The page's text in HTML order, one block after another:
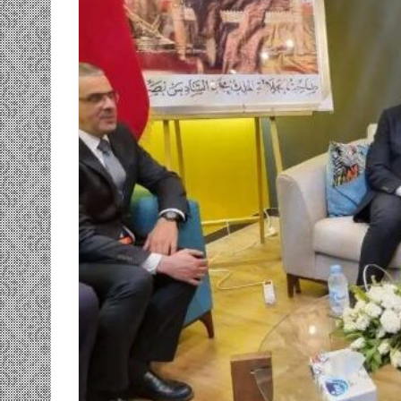
…/ بين
المغاضبين
ومضة…./
بومديد…..صرخة
استغاثة..
معادة..؟
الشريف
ومضة…./ بومديد…..صرخة استغاثة..
معادة..؟ / الشريف بونا